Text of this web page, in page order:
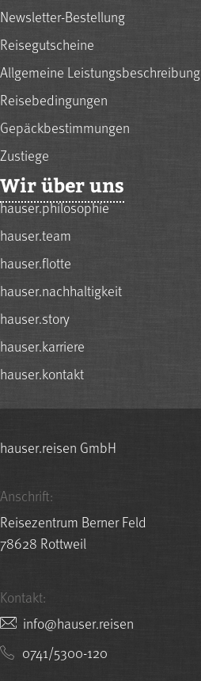
Newsletter-Bestellung
Reisegutscheine
Allgemeine Leistungsbeschreibung
Reisebedingungen
Gepäckbestimmungen
Zustiege
Wir über uns
hauser.philosophie
hauser.team
hauser.flotte
hauser.nachhaltigkeit
hauser.story
hauser.karriere
hauser.kontakt
hauser.reisen GmbH
Anschrift:
Reisezentrum Berner Feld
78628 Rottweil
Kontakt:
nesier.resuah@ofni
0741/5300-120